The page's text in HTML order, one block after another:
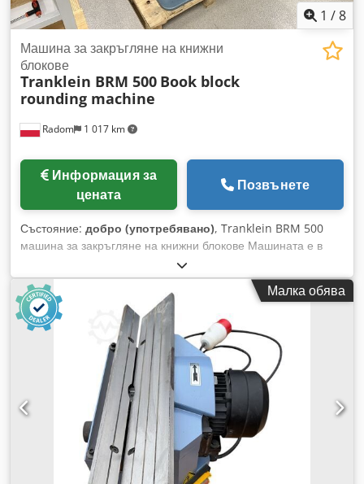
1 /8
Radom 1 017 km
Машина за закръгляне на книжни
блокове
Tranklein BRM 500 Book block
rounding machine
Информация за
цената
Позвънете
Състояние: добро (употребявано), Tranklein BRM 500
машина за закръгляне на книжни блокове Машината е в
много добро състояние, напълно сервизирана и готова за
употреба. Модел с електрическо регулиране на дебелината
на книгата. Dsdszhkkaspfx Am Sekr Технически
спецификации: Максимален работен размер: 500 мм
Максимална дебелина на книгата: 120 мм Скорост: 300
цикъла/час Захранване: 400V Тегло: 300 кг Лесна за
използване, бърза за настройка.
Малка обява